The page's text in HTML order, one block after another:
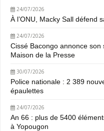
24/07/2026
À l’ONU, Macky Sall défend
24/07/2026
Cissé Bacongo annonce
Maison de la Presse
30/07/2026
Police nationale : 2 389
épaulettes
24/07/2026
An 66 : plus de 5400
à Yopougon